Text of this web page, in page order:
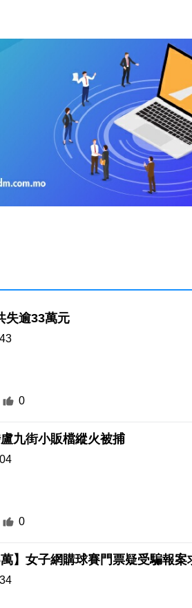
失逾33萬元
0
九街小販檔縱火被捕
0
萬】女子網購球賽門票疑受騙報案